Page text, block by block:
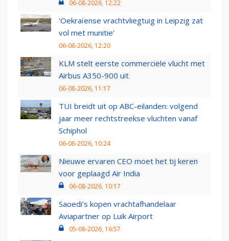
06-08-2026, 12:22
'Oekraïense vrachtvliegtuig in Leipzig zat
vol met munitie'
06-08-2026, 12:20
KLM stelt eerste commerciële vlucht met
Airbus A350-900 uit
06-08-2026, 11:17
TUI breidt uit op ABC-eilanden: volgend
jaar meer rechtstreekse vluchten vanaf
Schiphol
06-08-2026, 10:24
Nieuwe ervaren CEO moet het tij keren
voor geplaagd Air India
06-08-2026, 10:17
Saoedi’s kopen vrachtafhandelaar
Aviapartner op Luik Airport
05-08-2026, 16:57